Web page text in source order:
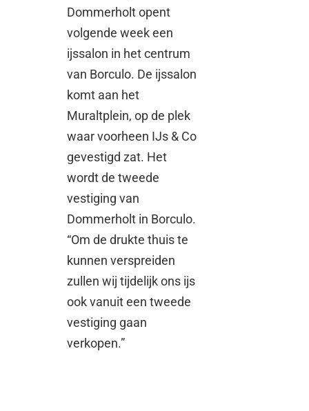
Dommerholt opent
volgende week een
ijssalon in het centrum
van Borculo. De ijssalon
komt aan het
Muraltplein, op de plek
waar voorheen IJs & Co
gevestigd zat. Het
wordt de tweede
vestiging van
Dommerholt in Borculo.
“Om de drukte thuis te
kunnen verspreiden
zullen wij tijdelijk ons ijs
ook vanuit een tweede
vestiging gaan
verkopen.”